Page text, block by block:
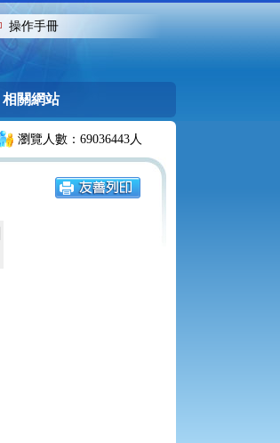
操作手冊
相關網站
瀏覽人數：69036443人